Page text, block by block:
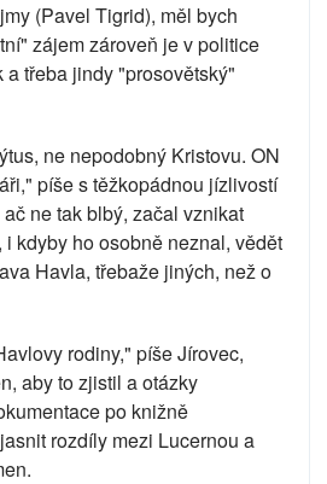
(Pavel Tigrid), měl bych
zájem zároveň je v politice
třeba jindy "prosovětský"
ne nepodobný Kristovu. ON
píše s těžkopádnou jízlivostí
ne tak blbý, začal vznikat
kdyby ho osobně neznal, vědět
Havla, třebaže jiných, než o
rodiny," píše Jírovec,
aby to zjistil a otázky
po knižně
rozdíly mezi Lucernou a